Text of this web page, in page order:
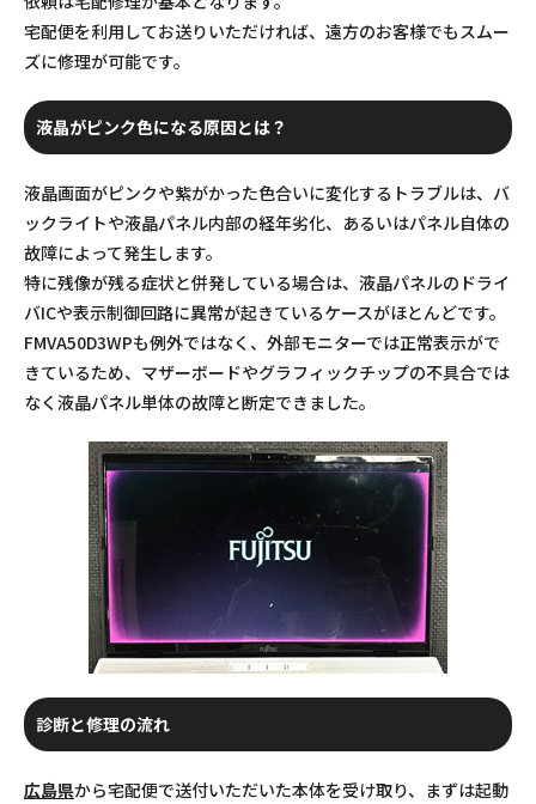
宅配便を利用してお送りいただければ、遠方のお客様でもスムー
ズに修理が可能です。
液晶がピンク色になる原因とは？
液晶画面がピンクや紫がかった色合いに変化するトラブルは、バ
ックライトや液晶パネル内部の経年劣化、あるいはパネル自体の
故障によって発生します。
特に残像が残る症状と併発している場合は、液晶パネルのドライ
バICや表示制御回路に異常が起きているケースがほとんどです。
FMVA50D3WPも例外ではなく、外部モニターでは正常表示がで
きているため、マザーボードやグラフィックチップの不具合では
なく液晶パネル単体の故障と断定できました。
診断と修理の流れ
広島県から宅配便で送付いただいた本体を受け取り、まずは起動